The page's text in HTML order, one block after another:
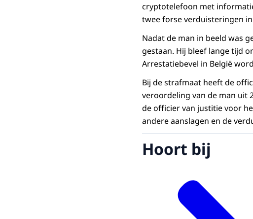
cryptotelefoon met
twee forse verduisteringen
Nadat de man in beeld was
gestaan. Hij bleef lange tijd
Arrestatiebevel in België
Bij de strafmaat heeft de
veroordeling van de man uit
de officier van justitie voor
andere aanslagen en de
Hoort bij